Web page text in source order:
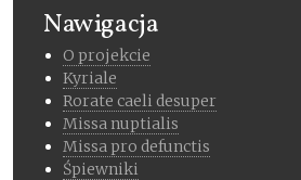
Nawigacja
O projekcie
Kyriale
Rorate caeli desuper
Missa nuptialis
Missa pro defunctis
Śpiewniki